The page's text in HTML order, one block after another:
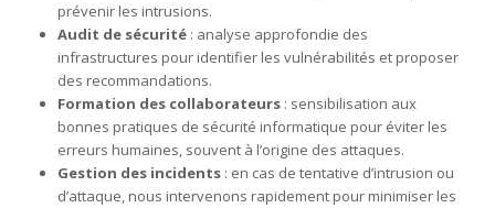
prévenir les intrusions.
Audit de sécurité : analyse approfondie des
infrastructures pour identifier les vulnérabilités et proposer
des recommandations.
Formation des collaborateurs : sensibilisation aux
bonnes pratiques de sécurité informatique pour éviter les
erreurs humaines, souvent à l’origine des attaques.
Gestion des incidents : en cas de tentative d’intrusion ou
d’attaque, nous intervenons rapidement pour minimiser les